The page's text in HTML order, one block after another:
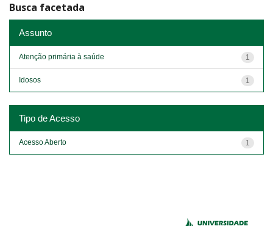
Busca facetada
Assunto
1
Atenção primária à saúde
1
Idosos
Tipo de Acesso
1
Acesso Aberto